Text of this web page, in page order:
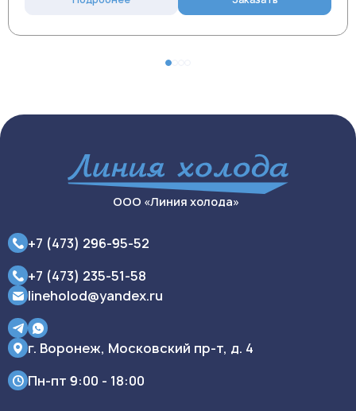
ООО «Линия холода»
+7 (473) 296-95-52
+7 (473) 235-51-58
lineholod@yandex.ru
г. Воронеж, Московский пр-т, д. 4
Пн-пт 9:00 - 18:00